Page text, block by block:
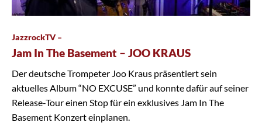
JazzrockTV –
Jam In The Basement – JOO KRAUS
Der deutsche Trompeter Joo Kraus präsentiert sein
aktuelles Album “NO EXCUSE” und konnte dafür auf seiner
Release-Tour einen Stop für ein exklusives Jam In The
Basement Konzert einplanen.